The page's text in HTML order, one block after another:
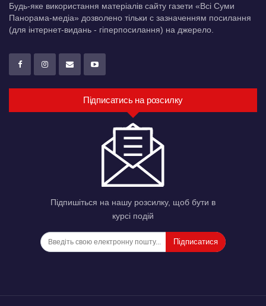
Будь-яке використання матеріалів сайту газети «Всі Суми
Панорама-медіа» дозволено тільки c зазначенням посилання
(для інтернет-видань - гіперпосилання) на джерело.
Підписатись на розсилку
Підпишіться на нашу розсилку, щоб бути в
курсі подій
Підписатися